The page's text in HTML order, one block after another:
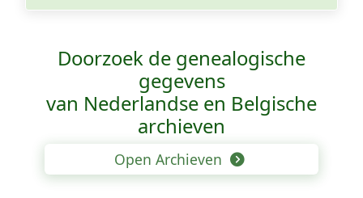
Doorzoek de genealogische
gegevens
van Nederlandse en Belgische
archieven
Open Archieven